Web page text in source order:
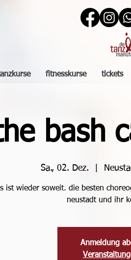
fitnesskurse tickets
bash
Sa., 02. Dez.
ist wieder soweit. die besten
neustadt und ihr
Anmeldung